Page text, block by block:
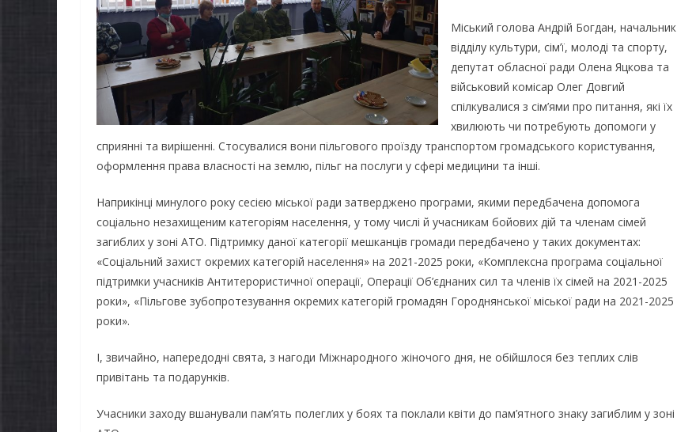
Міський голова Андрій Богдан, начальник
відділу культури, сім’ї, молоді та спорту,
депутат обласної ради Олена Яцкова та
військовий комісар Олег Довгий
спілкувалися з сім’ями про питання, які їх
хвилюють чи потребують допомоги у
сприянні та вирішенні. Стосувалися вони пільгового проїзду транспортом громадського користування,
оформлення права власності на землю, пільг на послуги у сфері медицини та інші.
Наприкінці минулого року сесією міської ради затверджено програми, якими передбачена допомога
соціально незахищеним категоріям населення, у тому числі й учасникам бойових дій та членам сімей
загиблих у зоні АТО. Підтримку даної категорії мешканців громади передбачено у таких документах:
«Соціальний захист окремих категорій населення» на 2021-2025 роки, «Комплексна програма соціальної
підтримки учасників Антитерористичної операції, Операції Об’єднаних сил та членів їх сімей на 2021-2025
роки», «Пільгове зубопротезування окремих категорій громадян Городнянської міської ради на 2021-2025
роки».
І, звичайно, напередодні свята, з нагоди Міжнародного жіночого дня, не обійшлося без теплих слів
привітань та подарунків.
Учасники заходу вшанували пам’ять полеглих у боях та поклали квіти до пам’ятного знаку загиблим у зоні